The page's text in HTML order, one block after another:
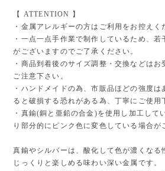
【 ATTENTION 】
・金属アレルギーの方はご利用をお控えく
・一点一点手作業で制作しているため、若
がございますのでご了承ください。
・商品到着後のサイズ調整・交換などは
ご注意下さい。
・ハンドメイドの為、市販品ほどの強度
ると破損する恐れがある為、丁寧にご使用
・真鍮(銅と亜鉛の合金)を使用し加工して
り部分的にピンク色に変色している場合が
真鍮やシルバーは、酸化して色が濃くなる
じっくりと楽しめる味わい深い金属です。